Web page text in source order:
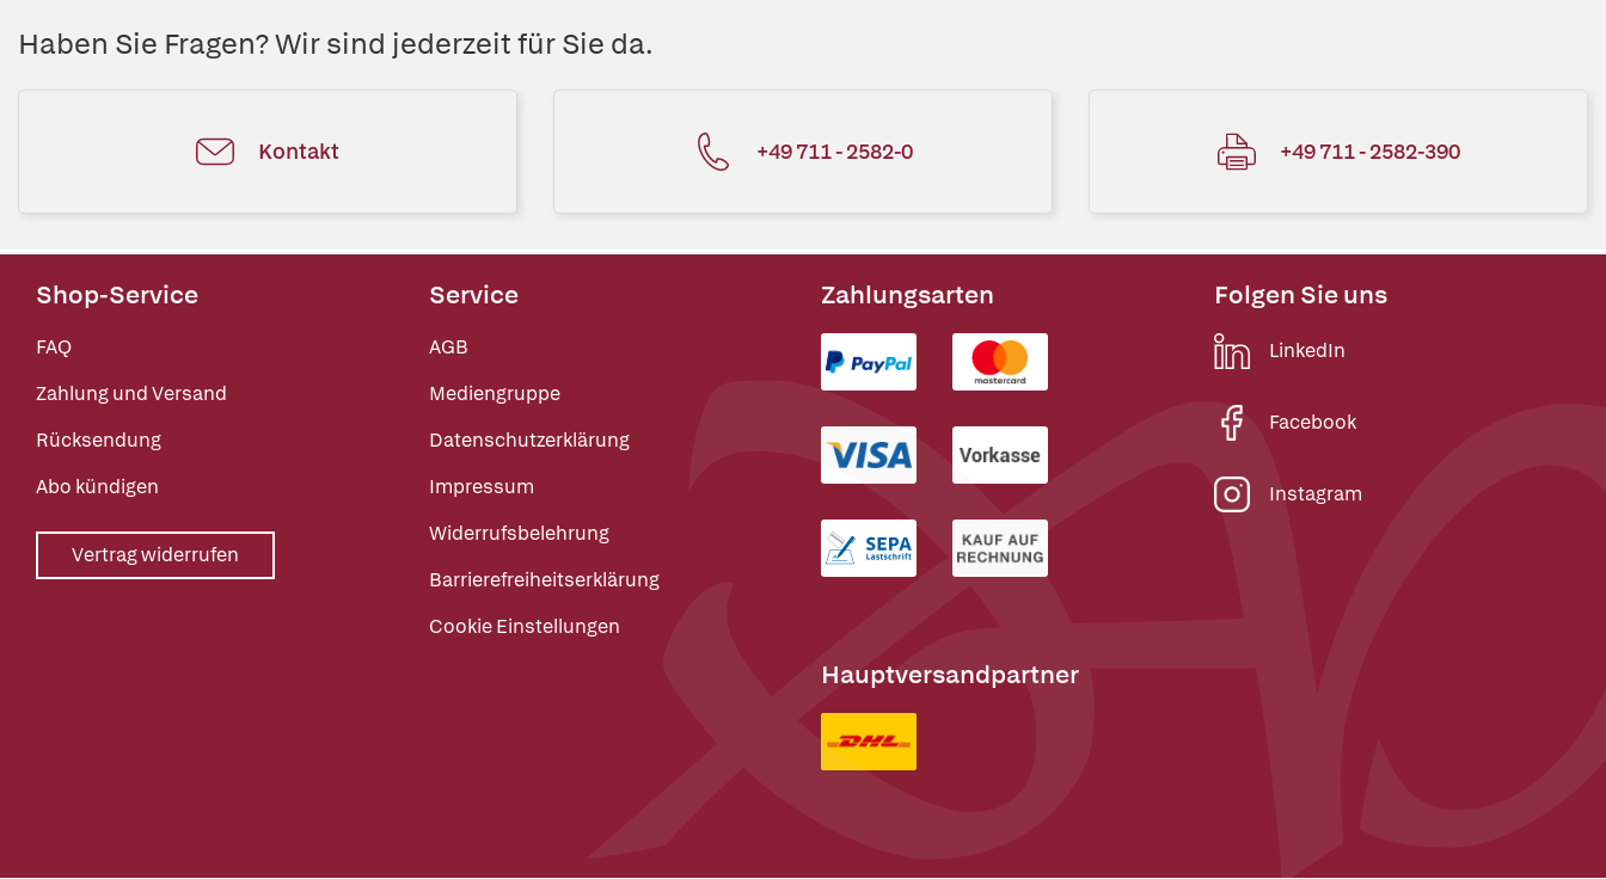
Haben Sie Fragen? Wir sind jederzeit für Sie da.
Kontakt +49 711 - 2582-0 +49 711 - 2582-390
Shop-Service
FAQ
Zahlung und Versand
Rücksendung
Abo kündigen
Vertrag widerrufen
Service
AGB
Mediengruppe
Datenschutzerklärung
Impressum
Widerrufsbelehrung
Barrierefreiheitserklärung
Cookie Einstellungen
Zahlungsarten
Hauptversandpartner
Folgen Sie uns
LinkedIn
Facebook
Instagram